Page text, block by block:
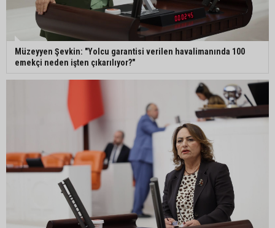
Müzeyyen Şevkin: "Yolcu garantisi verilen havalimanında 100
emekçi neden işten çıkarılıyor?"